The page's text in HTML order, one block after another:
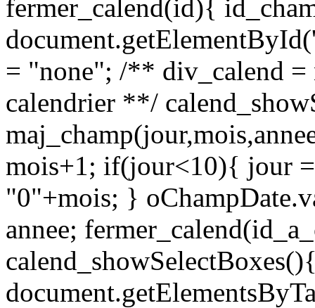
fermer_calend(id){
= "none"; /** div_calend =
calendrier **/
mois+1; if(jour<10){ jour
"0"+mois; }
annee;